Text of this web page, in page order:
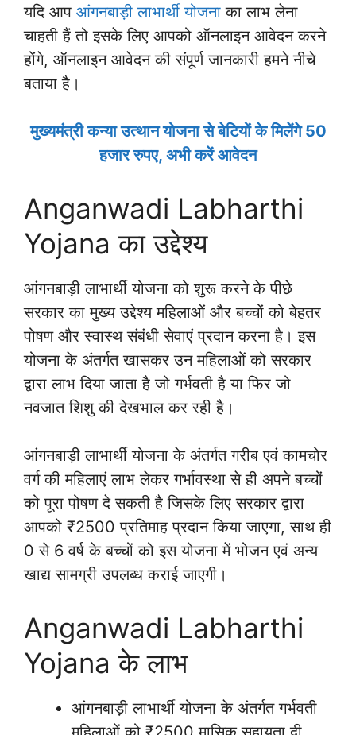
यदि आप आंगनबाड़ी लाभार्थी योजना का लाभ लेना
चाहती हैं तो इसके लिए आपको ऑनलाइन आवेदन करने
होंगे, ऑनलाइन आवेदन की संपूर्ण जानकारी हमने नीचे
बताया है।
मुख्यमंत्री कन्या उत्थान योजना से बेटियों के मिलेंगे 50
हजार रुपए, अभी करें आवेदन
Anganwadi Labharthi
Yojana का उद्देश्य
आंगनबाड़ी लाभार्थी योजना को शुरू करने के पीछे
सरकार का मुख्य उद्देश्य महिलाओं और बच्चों को बेहतर
पोषण और स्वास्थ संबंधी सेवाएं प्रदान करना है। इस
योजना के अंतर्गत खासकर उन महिलाओं को सरकार
द्वारा लाभ दिया जाता है जो गर्भवती है या फिर जो
नवजात शिशु की देखभाल कर रही है।
आंगनबाड़ी लाभार्थी योजना के अंतर्गत गरीब एवं कामचोर
वर्ग की महिलाएं लाभ लेकर गर्भावस्था से ही अपने बच्चों
को पूरा पोषण दे सकती है जिसके लिए सरकार द्वारा
आपको ₹2500 प्रतिमाह प्रदान किया जाएगा, साथ ही
0 से 6 वर्ष के बच्चों को इस योजना में भोजन एवं अन्य
खाद्य सामग्री उपलब्ध कराई जाएगी।
Anganwadi Labharthi
Yojana के लाभ
आंगनबाड़ी लाभार्थी योजना के अंतर्गत गर्भवती